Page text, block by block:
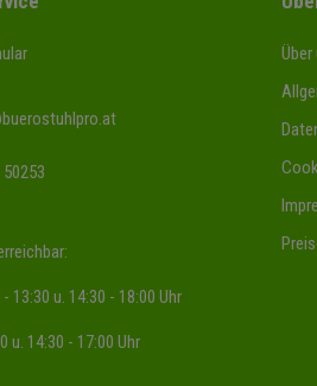
13:30 u. 14:30 - 18:00 Uhr
u. 14:30 - 17:00 Uhr
Über